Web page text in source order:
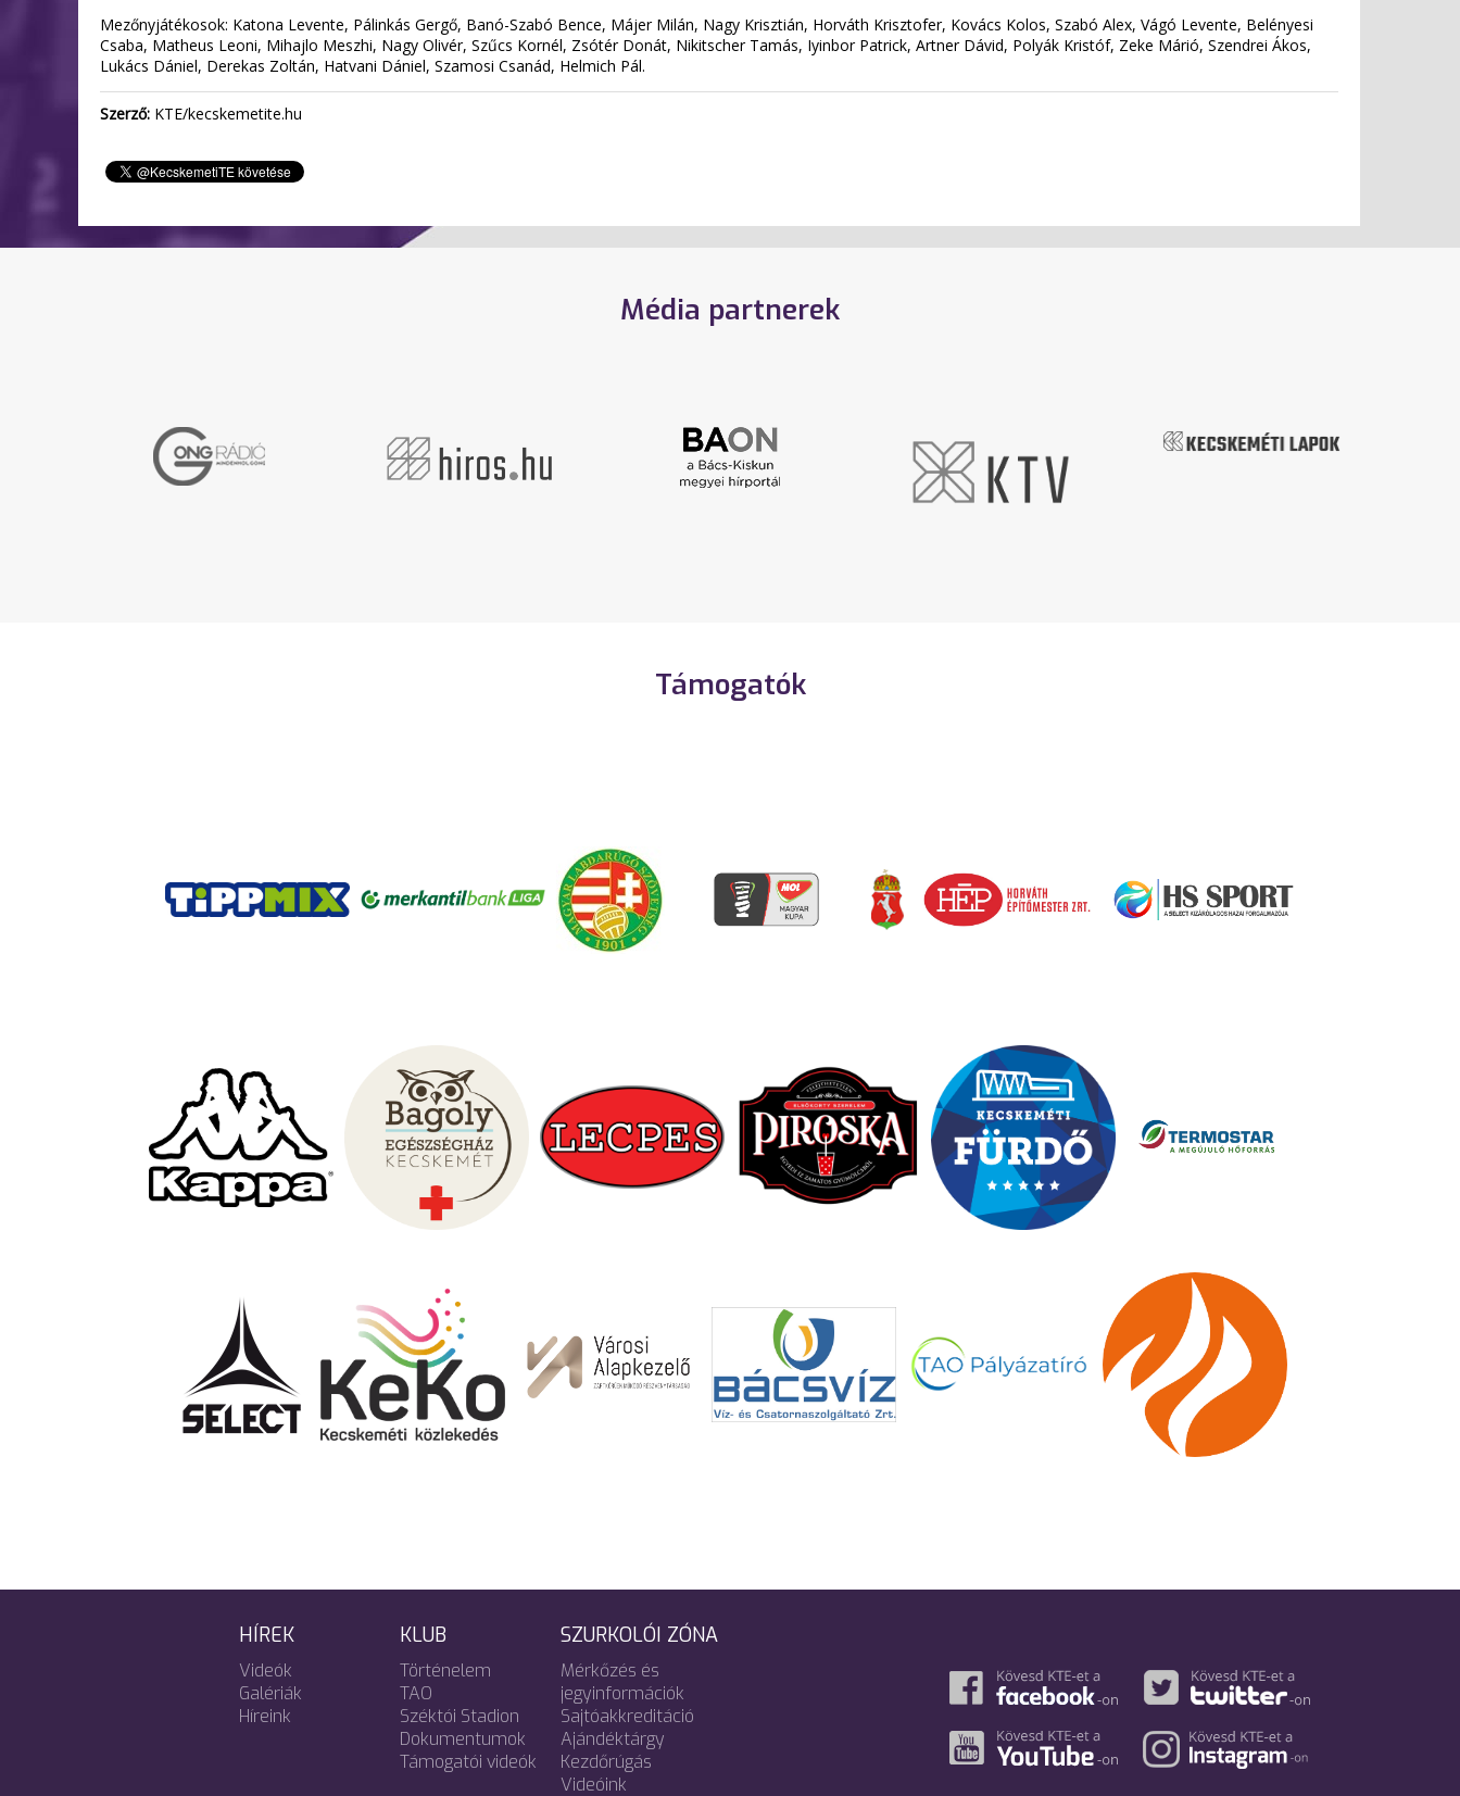
Mezőnyjátékosok: Katona Levente, Pálinkás Gergő, Banó-Szabó Bence, Májer Milán, Nagy Krisztián, Horváth Krisztofer, Kovács Kolos, Szabó Alex, Vágó Levente, Belényesi
Csaba, Matheus Leoni, Mihajlo Meszhi, Nagy Olivér, Szűcs Kornél, Zsótér Donát, Nikitscher Tamás, Iyinbor Patrick, Artner Dávid, Polyák Kristóf, Zeke Márió, Szendrei Ákos,
Lukács Dániel, Derekas Zoltán, Hatvani Dániel, Szamosi Csanád, Helmich Pál.
Szerző: KTE/kecskemetite.hu
Média partnerek
Támogatók
HÍREK
Videók
Galériák
Híreink
KLUB
Történelem
TAO
Széktói Stadion
Dokumentumok
Támogatói videók
SZURKOLÓI ZÓNA
Mérkőzés és
jegyinformációk
Sajtóakkreditáció
Ajándéktárgy
Kezdőrúgás
Videóink